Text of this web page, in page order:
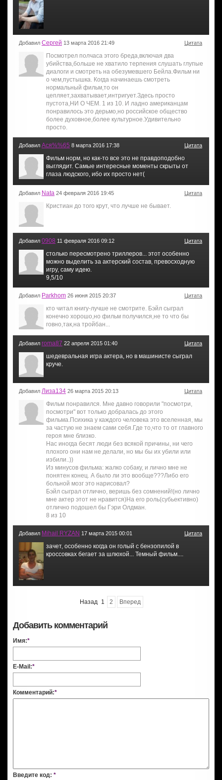
Добавил Сергей 13 марта 2016 21:49 Цитата
Посмотрел полчаса этого бреда,включая два
убийства,больше не хватило терпения слушать глупые
диалоги и смотреть на обезумевшего Бейла.Фильм ни
о чем,пустышка. Когда начинаешь смотреть
нормальный фильм,то он
цепляет,захватывает,интригует.Здесь просто
пустота,НИ О ЧЕМ. 1 из 10. И ладно американцам
понравилось это дерьмо,но российское общество
более духовное,более культурное.Удивительно
просто.
Добавил Ася%%65 8 марта 2016 17:38 Цитата
Фильм норм, но как-то все это не правдоподобно
выглядит. Самые интересные моменты скрыты от
глаза людского, ибо их просто нет(
Добавил Nata 24 февраля 2016 19:45 Цитата
Кристиан до того крут, что лучше не бывает.
Добавил 0908 11 февраля 2016 09:12 Цитата
столько пересмотрено триллеров... этот особенно
можно выделить за актерский состав, превосходную
игру, саму идею.
9,5/10
Добавил Parkhom 26 июня 2015 20:37 Цитата
кто читал книгу-лучше не смотрите. Бэйл сыграл
конечно хорошо,но фильм получился,не то что бы
говно,так,на тройбан...
Добавил roma87 22 апреля 2015 01:40 Цитата
шедевральная игра актера, но в машинисте сыграл
круче.
Добавил Лиза134 26 марта 2015 20:13 Цитата
Фильм понравился. Мне давно говорили "посмотри,
посмотри" вот только добралась до этого
фильма.Психика у каждого человека это вселенная, мы
за частую не знаем сами себя.Где то,что то от главного
героя мне близко.
Нас иногда бесят люди без всякой причины, ни чего
плохого они нам не делали, но мы бы их убили или
избили..))
Из минусов фильма: жалко собаку, и лично мне не
понятен конец. А было ли это вообще???Либо его
больной мозг это нарисовал?
Бэйл сыграл отлично, веришь без сомнений!(но лично
мне актер этот не нравится)На его роль(субьективно)
отлично подошел бы Гэри Олдман.
8 из 10
Добавил Mihail RYZAN 17 марта 2015 00:01 Цитата
зачет, особенно когда он голый с бензопилой в
кроссовках бегает за шлюхой... Темный фильм....
Назад 1 2 Вперед
Добавить комментарий
Имя:*
E-Mail:*
Комментарий:*
Введите код: *